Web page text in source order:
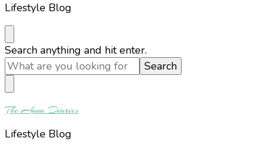
Lifestyle Blog
Looking
for
Something?
Search anything and hit enter.
The Anna Diaries
Lifestyle Blog